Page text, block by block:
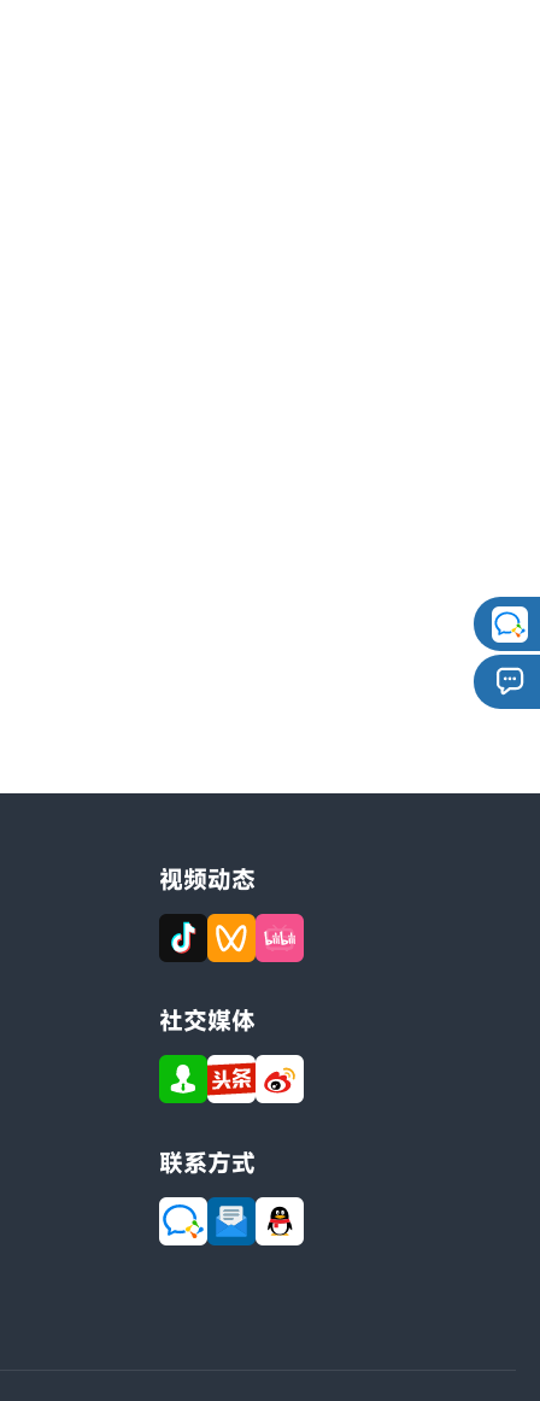
视频动态
社交媒体
联系方式